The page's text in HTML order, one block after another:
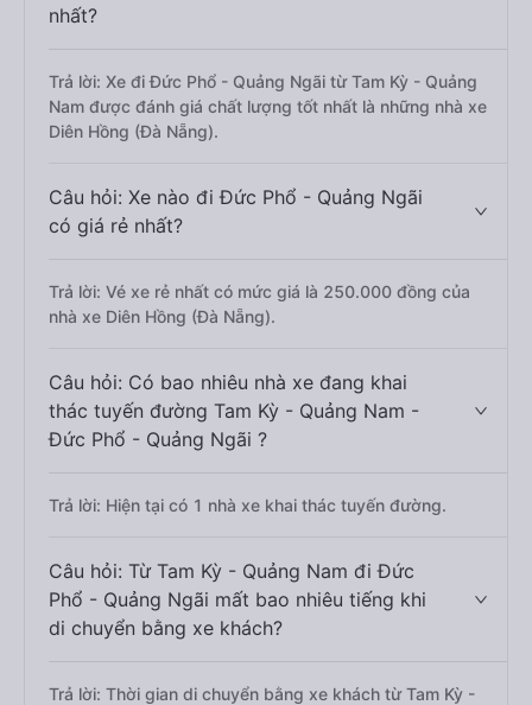
nhất?
Trả lời: Xe đi Đức Phổ - Quảng Ngãi từ Tam Kỳ - Quảng
Nam được đánh giá chất lượng tốt nhất là những nhà xe
Diên Hồng (Đà Nẵng).
Câu hỏi: Xe nào đi Đức Phổ - Quảng Ngãi
có giá rẻ nhất?
Trả lời: Vé xe rẻ nhất có mức giá là 250.000 đồng của
nhà xe Diên Hồng (Đà Nẵng).
Câu hỏi: Có bao nhiêu nhà xe đang khai
thác tuyến đường Tam Kỳ - Quảng Nam -
Đức Phổ - Quảng Ngãi ?
Trả lời: Hiện tại có 1 nhà xe khai thác tuyến đường.
Câu hỏi: Từ Tam Kỳ - Quảng Nam đi Đức
Phổ - Quảng Ngãi mất bao nhiêu tiếng khi
di chuyển bằng xe khách?
Trả lời: Thời gian di chuyển bằng xe khách từ Tam Kỳ -